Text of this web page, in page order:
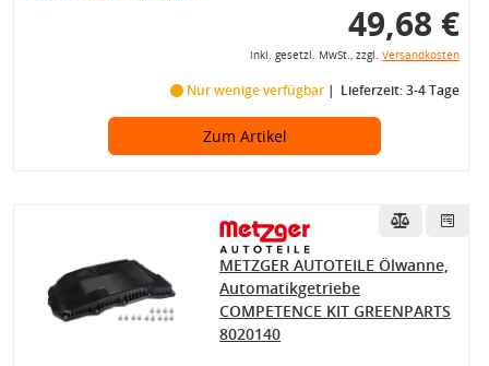
49,68 €
inkl. gesetzl. MwSt., zzgl. Versandkosten
Nur wenige verfügbar Lieferzeit: 3-4 Tage
Zum Artikel
METZGER AUTOTEILE Ölwanne,
Automatikgetriebe
COMPETENCE KIT GREENPARTS
8020140